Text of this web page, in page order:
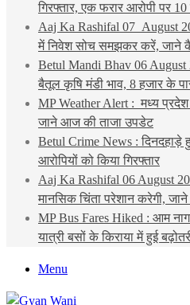
गिरफ्तार, एक फरार आरोपी पर
Aaj Ka Rashifal 07 August
में निवेश सोच समझकर करें, जाने
Betul Mandi Bhav 06
बैतूल कृषि मंडी भाव, 8 हजार के
MP Weather Alert : मध्य प्रदेश
जाने आज की ताजा उपडेट
Betul Crime News : दिनदहाड़े
आरोपियों को किया गिरफ्तार
Aaj Ka Rashifal 06 August
मानसिक चिंता परेशान करेगी,
MP Bus Fares Hiked : आम
यात्री बसों के किराया में हुई
Menu